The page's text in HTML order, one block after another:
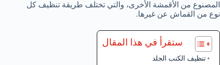
المصنوع من الأقمشة الأخرى، والتي تختلف طريقة تنظيف كل
نوع من القماش عن غيرها.
ستقرأ في هذا المقال
تنظيف الكنب الجلد